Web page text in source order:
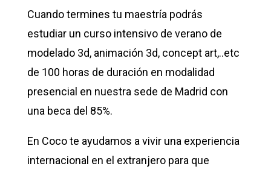
Cuando termines tu maestría podrás
estudiar un curso intensivo de verano de
modelado 3d, animación 3d, concept art,..etc
de 100 horas de duración en modalidad
presencial en nuestra sede de Madrid con
una beca del 85%.
En Coco te ayudamos a vivir una experiencia
internacional en el extranjero para que